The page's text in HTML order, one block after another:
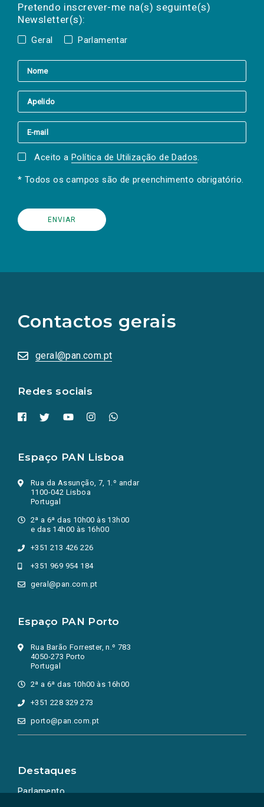
Pretendo inscrever-me na(s) seguinte(s)
Newsletter(s):
Geral Parlamentar
a(s) newsletter(s).
Aceito a Política de Utilização de Dados.
* Todos os campos são de preenchimento obrigatório.
Contactos gerais
geral@pan.com.pt
Redes sociais
redes
sociais
numa
nova
Espaço PAN Lisboa
Rua da Assunção, 7, 1.º andar
1100-042 Lisboa
Portugal
2ª a 6ª das 10h00 às 13h00
e das 14h00 às 16h00
+351 213 426 226
+351 969 954 184
geral@pan.com.pt
Espaço PAN Porto
Rua Barão Forrester, n.º 783
4050-273 Porto
Portugal
2ª a 6ª das 10h00 às 16h00
+351 228 329 273
porto@pan.com.pt
Destaques
Parlamento